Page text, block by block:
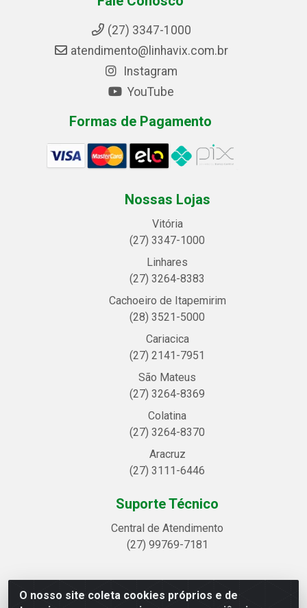
O nosso site coleta cookies próprios e de
(27) 3347-1000
atendimento@linhavix.com.br
Instagram
YouTube
Formas de Pagamento
Nossas Lojas
Vitória
(27) 3347-1000
Linhares
(27) 3264-8383
Cachoeiro de Itapemirim
(28) 3521-5000
Cariacica
(27) 2141-7951
São Mateus
(27) 3264-8369
Colatina
(27) 3264-8370
Aracruz
(27) 3111-6446
Suporte Técnico
Central de Atendimento
(27) 99769-7181
Linhavix Distribuidora LTDA - Avenida Alegre, 2521 -